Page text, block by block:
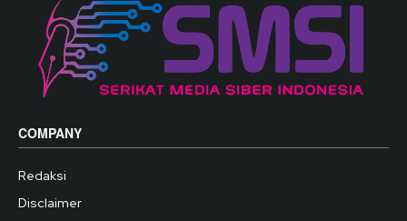
COMPANY
Redaksi
Disclaimer